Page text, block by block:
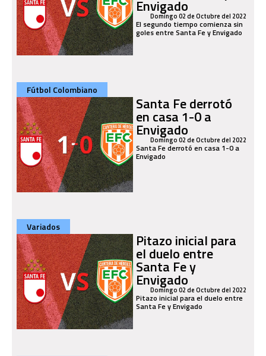
Envigado
Domingo 02 de Octubre del 2022
El segundo tiempo comienza sin
goles entre Santa Fe y Envigado
Fútbol Colombiano
Santa Fe derrotó
en casa 1-0 a
Envigado
Domingo 02 de Octubre del 2022
Santa Fe derrotó en casa 1-0 a
Envigado
Variados
Pitazo inicial para
el duelo entre
Santa Fe y
Envigado
Domingo 02 de Octubre del 2022
Pitazo inicial para el duelo entre
Santa Fe y Envigado